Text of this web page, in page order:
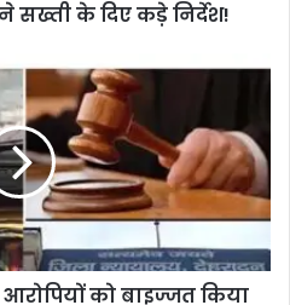
सख्ती के दिए कड़े निर्देश!
को बाइज्जत किया